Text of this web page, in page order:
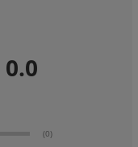
0.0
(0)